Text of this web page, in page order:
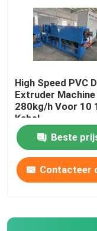
High Speed PVC
Extruder Machine
280kg/h Voor 10
Kabel
Beste
Contacteer